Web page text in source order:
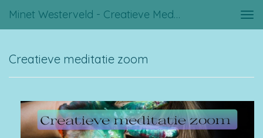
Minet Westerveld - Creatieve Meditatie Zoom
Creatieve meditatie zoom